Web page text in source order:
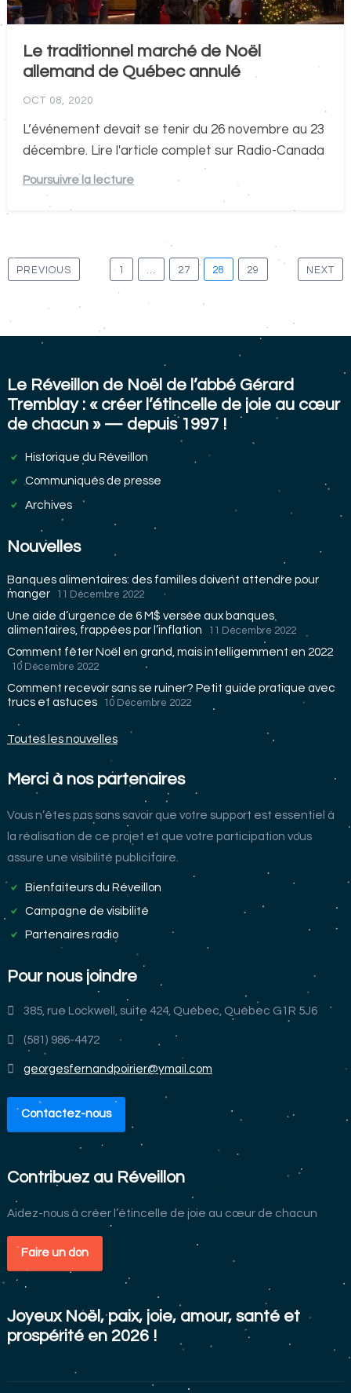
Le traditionnel marché de Noël
allemand de Québec annulé
OCT 08, 2020
L’événement devait se tenir du 26 novembre au 23
décembre. Lire l'article complet sur Radio-Canada
Poursuivre la lecture
Pagination
publications
PREVIOUS 1 … 27 28 29 NEXT
Le Réveillon de Noël de l’abbé Gérard
Tremblay : « créer l’étincelle de joie au cœur
de chacun » — depuis 1997 !
Historique du Réveillon
Communiqués de presse
Archives
Nouvelles
Banques alimentaires: des familles doivent attendre pour
manger
11 Décembre 2022
Une aide d’urgence de 6 M$ versée aux banques
alimentaires, frappées par l’inflation
11 Décembre 2022
Comment fêter Noël en grand, mais intelligemment en 2022
10 Décembre 2022
Comment recevoir sans se ruiner? Petit guide pratique avec
trucs et astuces
10 Décembre 2022
Toutes les nouvelles
Merci à nos partenaires
Vous n’êtes pas sans savoir que votre support est essentiel à
la réalisation de ce projet et que votre participation vous
assure une visibilité publicitaire.
Bienfaiteurs du Réveillon
Campagne de visibilité
Partenaires radio
Pour nous joindre
385, rue Lockwell, suite 424, Québec, Québec G1R 5J6
(581) 986-4472
georgesfernandpoirier@ymail.com
Contactez-nous
Contribuez au Réveillon
Aidez-nous à créer l’étincelle de joie au cœur de chacun
Faire un don
Joyeux Noël, paix, joie, amour, santé et
prospérité en 2026 !